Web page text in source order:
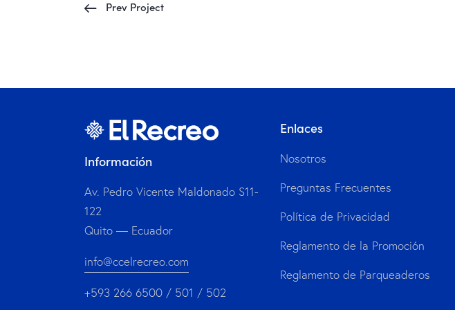
Prev Project
Información
Av. Pedro Vicente Maldonado S11-
122
Quito — Ecuador
info@ccelrecreo.com
+593 266 6500 / 501 / 502
Enlaces
Nosotros
Preguntas Frecuentes
Política de Privacidad
Reglamento de la Promoción
Reglamento de Parqueaderos